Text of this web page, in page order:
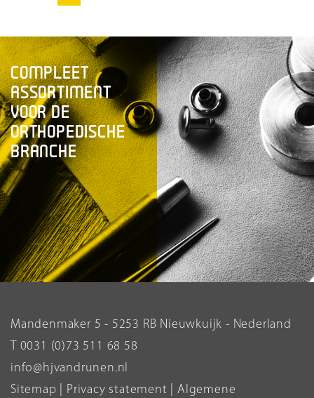
COMPLEET
ASSORTIMENT
VOOR DE
ORTHOPEDISCHE
BRANCHE
Mandenmaker 5 - 5253 RB Nieuwkuijk - Nederland
T 0031 (0)73 511 68 58
info@hjvandrunen.nl
Sitemap
Privacy statement |Algemene